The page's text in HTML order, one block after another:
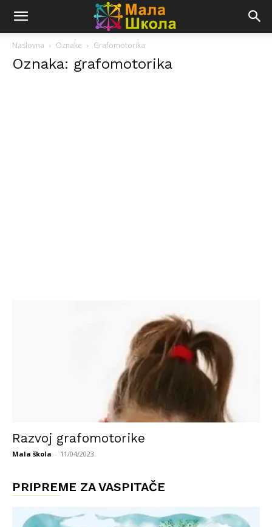
Naslovna Oznake Grafomotorika
Oznaka: grafomotorika
Razvoj grafomotorike
Mala škola - 11/04/2023
PRIPREME ZA VASPITAČE